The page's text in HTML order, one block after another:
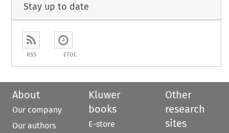
Stay up to date
RSS ETOC
About
Our company
Our authors
Kluwer
books
E-store
Other
research
sites